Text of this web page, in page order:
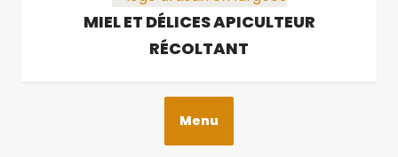
MIEL ET DÉLICES APICULTEUR
RÉCOLTANT
Menu